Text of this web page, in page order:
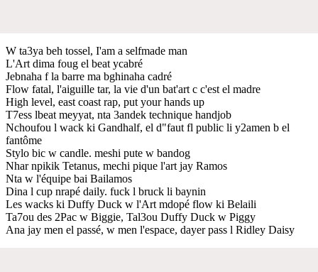
W ta3ya beh tossel, I'am a selfmade man
L'Art dima foug el beat ycabré
Jebnaha f la barre ma bghinaha cadré
Flow fatal, l'aiguille tar, la vie d'un bat'art c c'est el madre
High level, east coast rap, put your hands up
T7ess lbeat meyyat, nta 3andek technique handjob
Nchoufou l wack ki Gandhalf, el d"faut fl public li y2amen b el
fantôme
Stylo bic w candle. meshi pute w bandog
Nhar npikik Tetanus, mechi pique l'art jay Ramos
Nta w l'équipe bai Bailamos
Dina l cup nrapé daily. fuck l bruck li baynin
Les wacks ki Duffy Duck w l'Art mdopé flow ki Belaili
Ta7ou des 2Pac w Biggie, Tal3ou Duffy Duck w Piggy
Ana jay men el passé, w men l'espace, dayer pass l Ridley Daisy